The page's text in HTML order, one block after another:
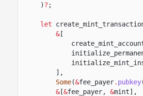
)? ;
let
&[
],
Some(&fee_payer. pubkey
&[&fee_payer, &mint],